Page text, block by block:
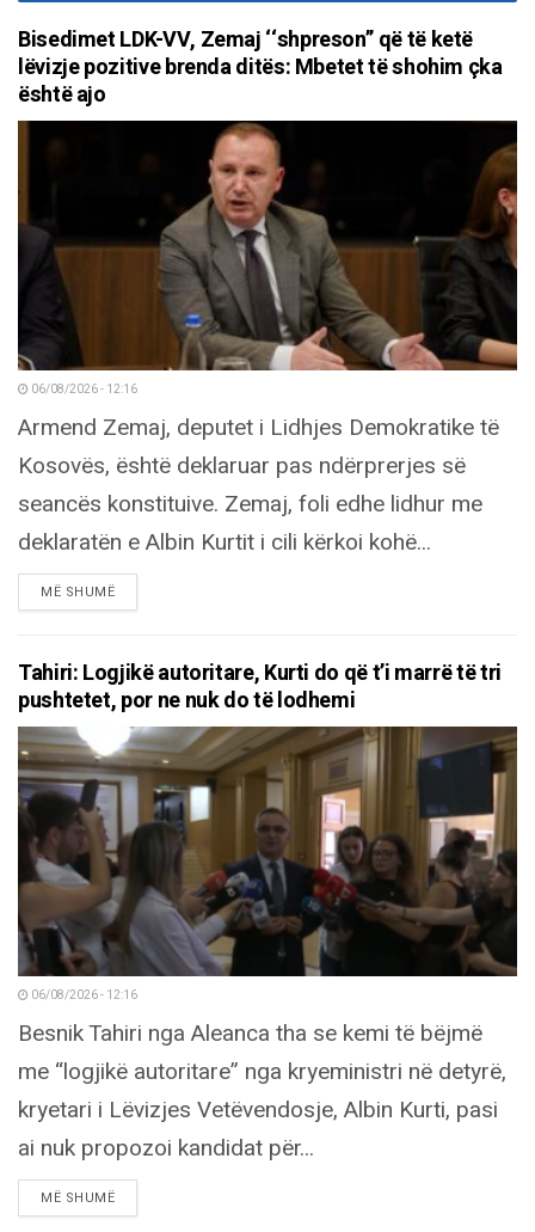
Bisedimet LDK-VV, Zemaj ‘‘shpreson’’ që të ketë
lëvizje pozitive brenda ditës: Mbetet të shohim çka
është ajo
06/08/2026 - 12:16
Armend Zemaj, deputet i Lidhjes Demokratike të
Kosovës, është deklaruar pas ndërprerjes së
seancës konstituive. Zemaj, foli edhe lidhur me
deklaratën e Albin Kurtit i cili kërkoi kohë...
MË SHUMËDETAILS
Tahiri: Logjikë autoritare, Kurti do që t’i marrë të tri
pushtetet, por ne nuk do të lodhemi
06/08/2026 - 12:16
Besnik Tahiri nga Aleanca tha se kemi të bëjmë
me “logjikë autoritare” nga kryeministri në detyrë,
kryetari i Lëvizjes Vetëvendosje, Albin Kurti, pasi
ai nuk propozoi kandidat për...
MË SHUMËDETAILS